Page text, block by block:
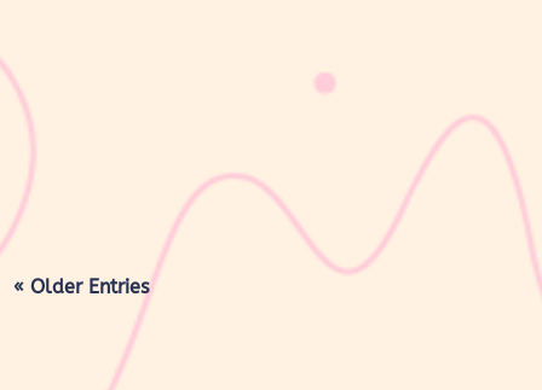
yang dimulai sejak bayi lahir hingga organ reproduksi kembali
seperti sebelum hamil. Selama masa ini, tubuh Moms akan
mengalami berbagai perubahan, mulai dari rahim yang berangsur
« Older Entries